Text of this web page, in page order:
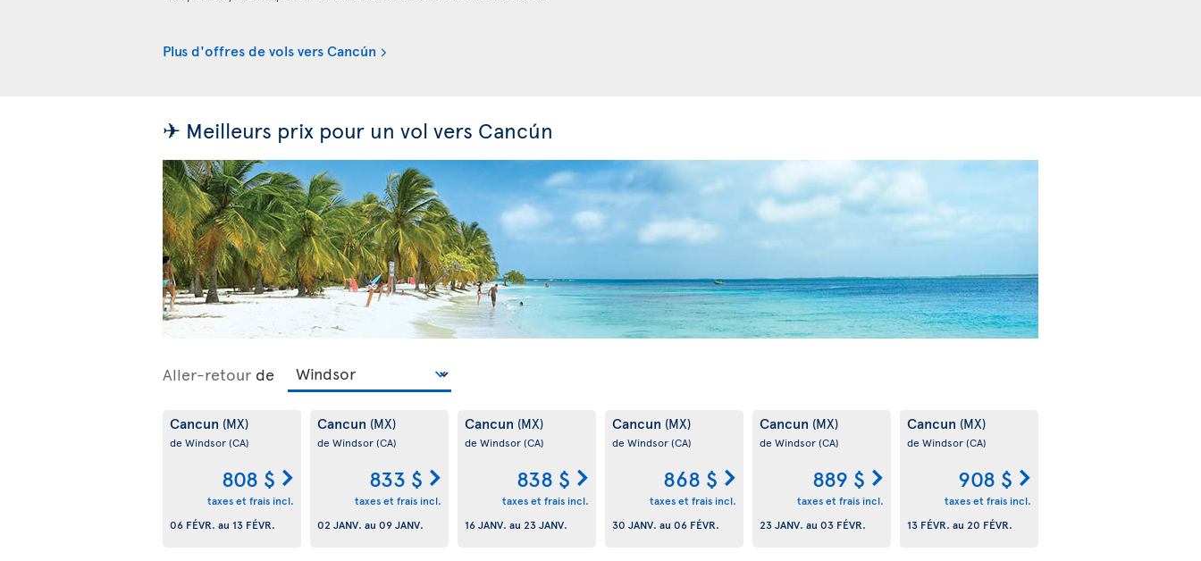
Plus d'offres de vols vers Cancún
✈ Meilleurs prix pour un vol vers Cancún
Aller-retour de
Cancun (MX)
de Windsor(CA)
808 $
taxes et frais incl.
06 FÉVR. au 13 FÉVR.
Cancun (MX)
de Windsor(CA)
833 $
taxes et frais incl.
02 JANV. au 09 JANV.
Cancun (MX)
de Windsor(CA)
838 $
taxes et frais incl.
16 JANV. au 23 JANV.
Cancun (MX)
de Windsor(CA)
868 $
taxes et frais incl.
30 JANV. au 06 FÉVR.
Cancun (MX)
de Windsor(CA)
889 $
taxes et frais incl.
23 JANV. au 03 FÉVR.
Cancun (MX)
de Windsor(CA)
908 $
taxes et frais incl.
13 FÉVR. au 20 FÉVR.